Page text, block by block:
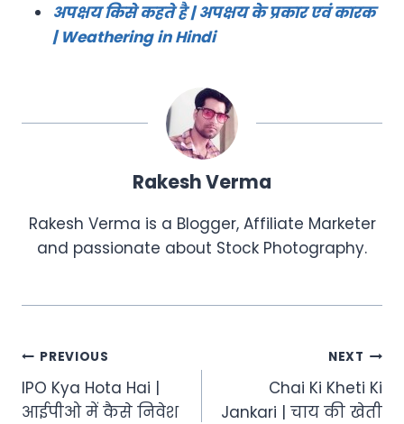
अपक्षय किसे कहते है | अपक्षय के प्रकार एवं कारक
| Weathering in Hindi
Rakesh Verma
Rakesh Verma is a Blogger, Affiliate Marketer
and passionate about Stock Photography.
Post
navigation
PREVIOUS
IPO Kya Hota Hai |
आईपीओ में कैसे निवेश
NEXT
Chai Ki Kheti Ki
Jankari | चाय की खेती